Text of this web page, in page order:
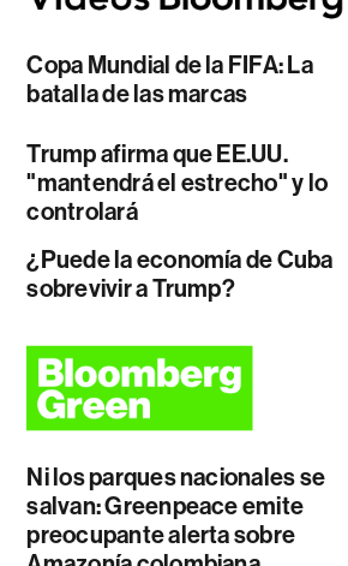
Copa Mundial de la FIFA: La
batalla de las marcas
Trump afirma que EE.UU.
"mantendrá el estrecho" y lo
controlará
¿Puede la economía de Cuba
sobrevivir a Trump?
Ni los parques nacionales se
salvan: Greenpeace emite
preocupante alerta sobre